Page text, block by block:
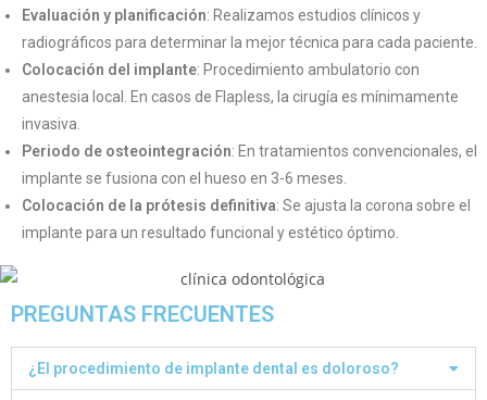
Evaluación y planificación: Realizamos estudios clínicos y
radiográficos para determinar la mejor técnica para cada paciente.
Colocación del implante: Procedimiento ambulatorio con
anestesia local. En casos de Flapless, la cirugía es mínimamente
invasiva.
Periodo de osteointegración: En tratamientos convencionales, el
implante se fusiona con el hueso en 3-6 meses.
Colocación de la prótesis definitiva: Se ajusta la corona sobre el
implante para un resultado funcional y estético óptimo.
PREGUNTAS FRECUENTES
¿El procedimiento de implante dental es doloroso?